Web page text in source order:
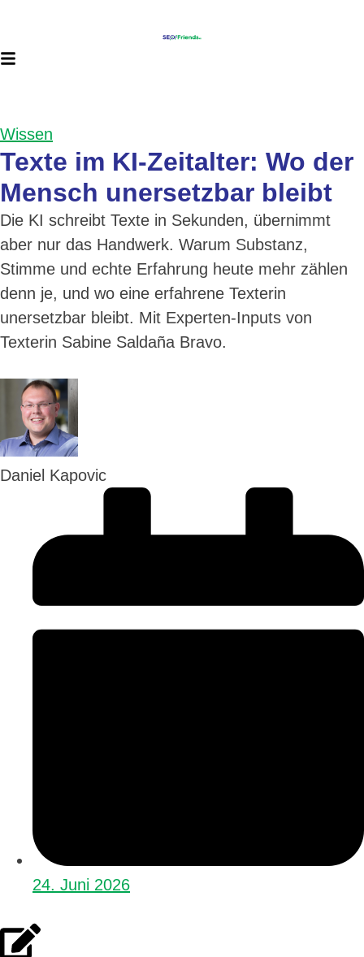
Wissen
Texte im KI-Zeitalter: Wo der
Mensch unersetzbar bleibt
Die KI schreibt Texte in Sekunden, übernimmt
aber nur das Handwerk. Warum Substanz,
Stimme und echte Erfahrung heute mehr zählen
denn je, und wo eine erfahrene Texterin
unersetzbar bleibt. Mit Experten-Inputs von
Texterin Sabine Saldaña Bravo.
Daniel Kapovic
24. Juni 2026